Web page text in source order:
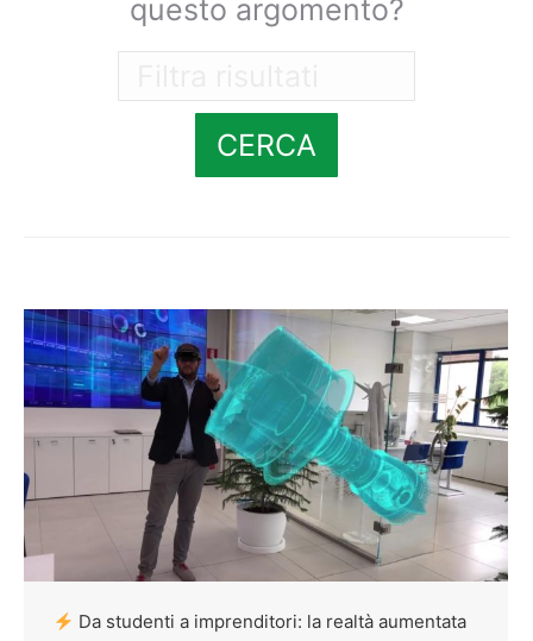
questo argomento?
CERCA
Da studenti a imprenditori: la realtà aumentata